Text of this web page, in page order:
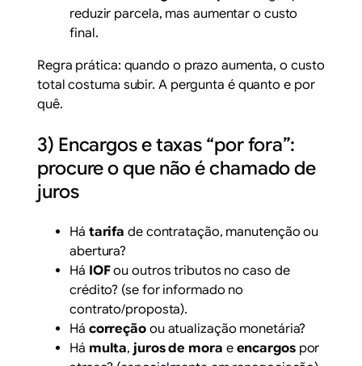
reduzir parcela, mas aumentar o custo
final.
Regra prática: quando o prazo aumenta, o custo
total costuma subir. A pergunta é quanto e por
quê.
3) Encargos e taxas “por fora”:
procure o que não é chamado de
juros
Há tarifa de contratação, manutenção ou
abertura?
Há IOFou outros tributos no caso de
crédito? (se for informado no
contrato/proposta).
Há correçãoou atualização monetária?
Há multa, juros de mora e encargospor